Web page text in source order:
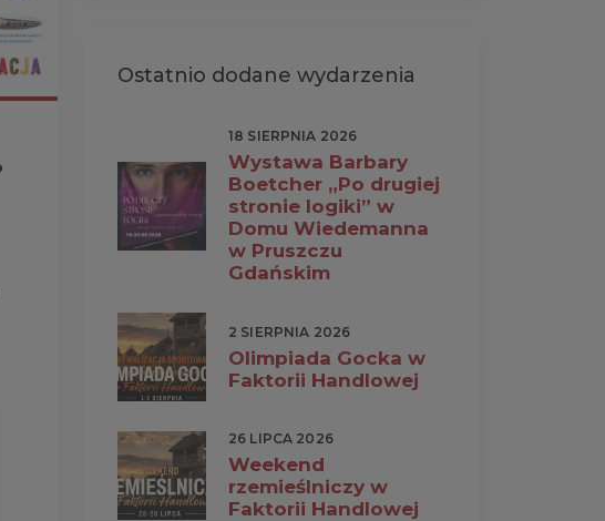
Ostatnio dodane wydarzenia
18 SIERPNIA 2026
Wystawa Barbary
Boetcher „Po drugiej
stronie logiki” w
Domu Wiedemanna
w Pruszczu
Gdańskim
2 SIERPNIA 2026
Olimpiada Gocka w
Faktorii Handlowej
26 LIPCA 2026
Weekend
rzemieślniczy w
Faktorii Handlowej